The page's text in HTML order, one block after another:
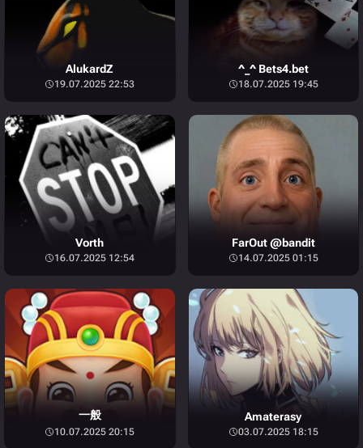
AlukardZ
19.07.2025 22:53
^_^ Bets4.bet
18.07.2025 19:45
Vorth
16.07.2025 12:54
FarOut @bandit
14.07.2025 01:15
一般
10.07.2025 20:15
Amaterasy
03.07.2025 18:15